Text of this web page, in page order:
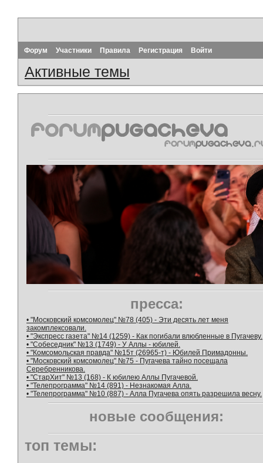
Форум Участники Правила Регистрация Войти
Активные темы
пресса:
• "Московский комсомолец" №78 (405) - Эти десять лет меня
закомплексовали.
• "Экспресс газета" №14 (1259) - Как погибали влюбленные в Пугачеву.
• "Собеседник" №13 (1749) - У Аллы - юбилей.
• "Комсомольская правда" №15т (26965-т) - Юбилей Примадонны.
• "Московский комсомолец" №75 - Пугачева тайно посещала
Серебренникова.
• "СтарХит" №13 (168) - К юбилею Аллы Пугачевой.
• "Телепрограмма" №14 (891) - Незнакомая Алла.
• "Телепрограмма" №10 (887) - Алла Пугачева опять разрешила весну.
новые сообщения:
топ темы: